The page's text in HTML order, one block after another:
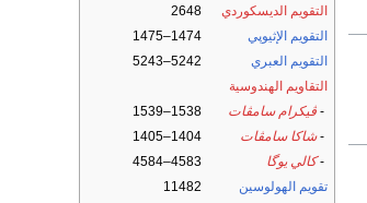
التقويم الديسكوردي
2648
التقويم الإثيوپي
1474–1475
التقويم العبري
5242–5243
التقاويم الهندوسية
- ڤيكرام سامڤات
1538–1539
-شاكا سامڤات
1404–1405
-كالي يوگا
4583–4584
تقويم الهولوسين
11482